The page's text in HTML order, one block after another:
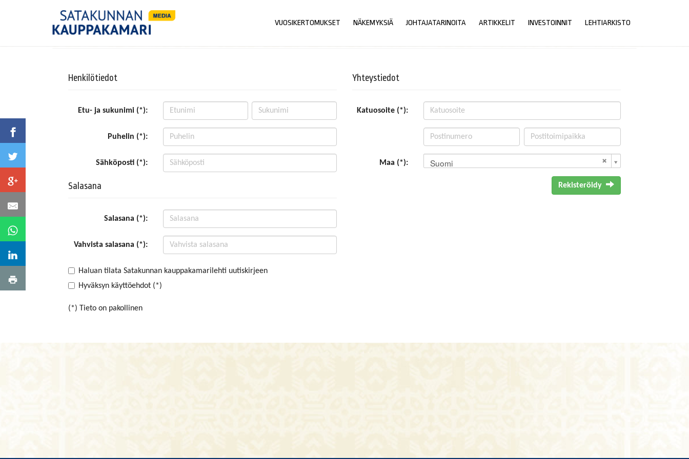
VUOSIKERTOMUKSET NÄKEMYKSIÄ JOHTAJATARINOITA ARTIKKELIT INVESTOINNIT LEHTIARKISTO
Henkilötiedot
Etu- ja sukunimi (*):
Puhelin (*):
Sähköposti (*):
Salasana
Salasana (*):
Vahvista salasana (*):
Yhteystiedot
Katuosoite (*):
Maa (*): Suomi
Rekisteröidy
Haluan tilata Satakunnan kauppakamarilehti uutiskirjeen
Hyväksyn käyttöehdot (*)
(*) Tieto on pakollinen